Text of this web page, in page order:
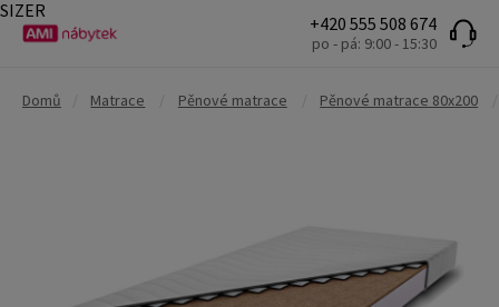
+420 555 508 674
po - pá: 9:00 - 15:30
Domů Matrace Pěnové matrace Pěnové matrace 80x200
SIZER